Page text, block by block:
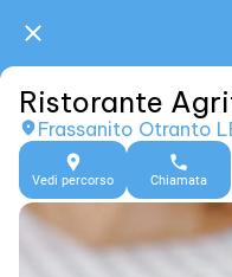
Ristorante
Frassanito Otranto
Vedi percorso Chiamata